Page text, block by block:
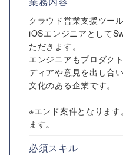
クラウド営業支援ツー
iOSエンジニアとして
ただきます。
エンジニアもプロダク
ディアや意見を出し合
文化のある企業です。
※エンド案件となりま
ます。
必須スキル